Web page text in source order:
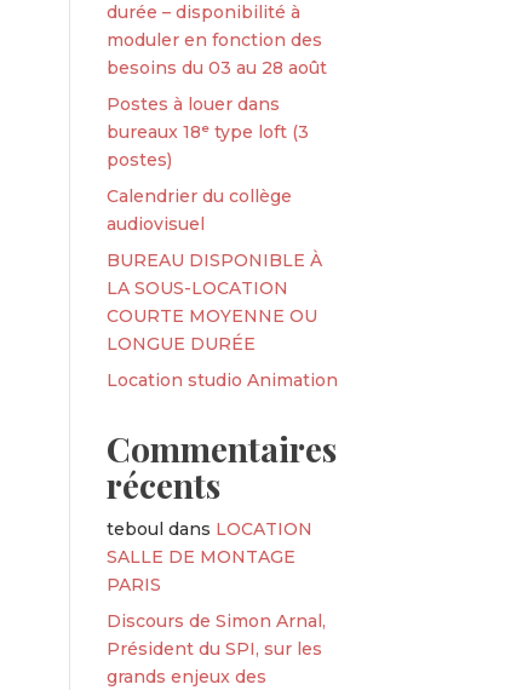
durée – disponibilité à
moduler en fonction des
besoins du 03 au 28 août
Postes à louer dans
bureaux 18ᵉ type loft (3
postes)
Calendrier du collège
audiovisuel
BUREAU DISPONIBLE À
LA SOUS-LOCATION
COURTE MOYENNE OU
LONGUE DURÉE
Location studio Animation
Commentaires
récents
teboul dans LOCATION
SALLE DE MONTAGE
PARIS
Discours de Simon Arnal,
Président du SPI, sur les
grands enjeux des